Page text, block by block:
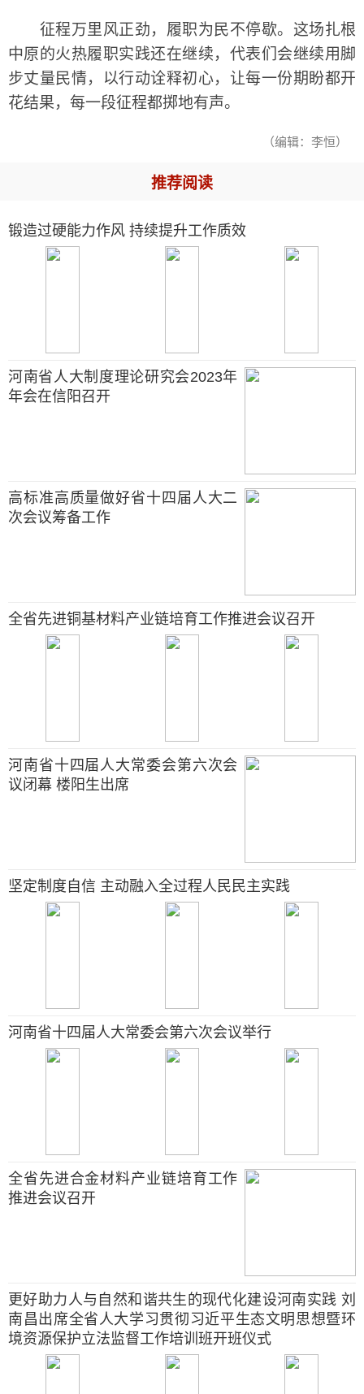
征程万里风正劲，履职为民不停歇。这场扎根
中原的火热履职实践还在继续，代表们会继续用脚
步丈量民情，以行动诠释初心，让每一份期盼都开
花结果，每一段征程都掷地有声。
（编辑：李恒）
推荐阅读
锻造过硬能力作风 持续提升工作质效
河南省人大制度理论研究会2023年
年会在信阳召开
高标准高质量做好省十四届人大二
次会议筹备工作
全省先进铜基材料产业链培育工作推进会议召开
河南省十四届人大常委会第六次会
议闭幕 楼阳生出席
坚定制度自信 主动融入全过程人民民主实践
河南省十四届人大常委会第六次会议举行
全省先进合金材料产业链培育工作
推进会议召开
更好助力人与自然和谐共生的现代化建设河南实践 刘
南昌出席全省人大学习贯彻习近平生态文明思想暨环
境资源保护立法监督工作培训班开班仪式